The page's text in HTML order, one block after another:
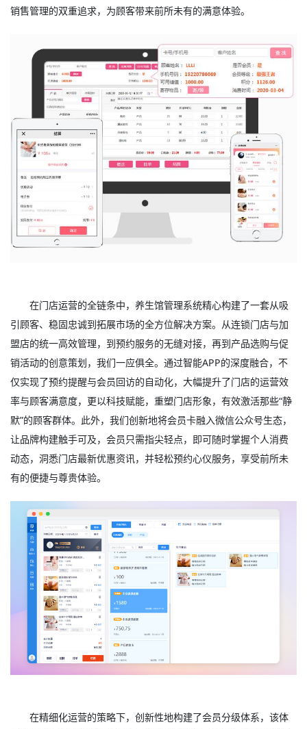
销售管理的双重追求，为顾客带来前所未有的满意体验。
在门店运营的全链条中，养生馆管理系统精心构建了一套从吸
引顾客、稳固忠诚到拓展市场的全方位解决方案。从连锁门店与加
盟店的统一高效管理，到预约服务的无缝对接，再到产品选购与促
销活动的创意策划，我们一应俱全。通过智能APP的深度融合，不
仅实现了预约提醒与会员回访的自动化，大幅提升了门店的运营效
率与顾客满意度，更以科技赋能，重塑门店形象，有效激活那些“静
默”的顾客群体。此外，我们创新地将会员卡融入微信公众号生态，
让品牌构建触手可及，会员只需指尖轻点，即可随时掌握个人消费
动态，洞悉门店最新优惠资讯，并轻松预约心仪服务，享受前所未
有的便捷与尊贵体验。
在精细化运营的策略下，创新性地构建了会员分级体系，该体